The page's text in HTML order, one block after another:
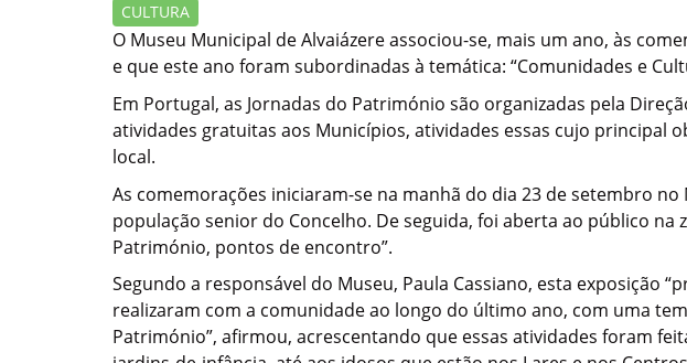
CULTURA
O Museu Municipal de Alvaiázere associou-se, mais um ano, às
e que este ano foram subordinadas à temática: “Comunidades e
Em Portugal, as Jornadas do Património são organizadas pela
atividades gratuitas aos Municípios, atividades essas cujo
local.
As comemorações iniciaram-se na manhã do dia 23 de setembro
população senior do Concelho. De seguida, foi aberta ao público
Património, pontos de encontro”.
Segundo a responsável do Museu, Paula Cassiano, esta exposição
realizaram com a comunidade ao longo do último ano, com uma
Património”, afirmou, acrescentando que essas atividades foram